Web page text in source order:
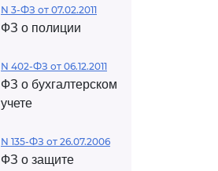
N 3-ФЗ от 07.02.2011
ФЗ о полиции
N 402-ФЗ от 06.12.2011
ФЗ о бухгалтерском
учете
N 135-ФЗ от 26.07.2006
ФЗ о защите